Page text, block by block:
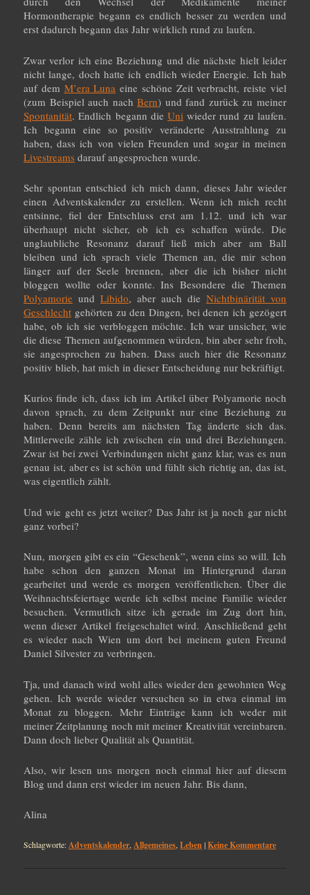
Hormontherapie begann es endlich besser zu werden und
erst dadurch begann das Jahr wirklich rund zu laufen.
Zwar verlor ich eine Beziehung und die nächste hielt leider
nicht lange, doch hatte ich endlich wieder Energie. Ich hab
auf dem M’era Luna eine schöne Zeit verbracht, reiste viel
(zum Beispiel auch nachBern) und fand zurück zu meiner
Spontanität. Endlich begann die Uni wieder rund zu laufen.
Ich begann eine so positiv veränderte Ausstrahlung zu
haben, dass ich von vielen Freunden und sogar in meinen
Livestreams darauf angesprochen wurde.
Sehr spontan entschied ich mich dann, dieses Jahr wieder
einen Adventskalender zu erstellen. Wenn ich mich recht
entsinne, fiel der Entschluss erst am 1.12. und ich war
überhaupt nicht sicher, ob ich es schaffen würde. Die
unglaubliche Resonanz darauf ließ mich aber am Ball
bleiben und ich sprach viele Themen an, die mir schon
länger auf der Seele brennen, aber die ich bisher nicht
bloggen wollte oder konnte. Ins Besondere die Themen
Polyamorie undLibido, aber auch die Nichtbinärität von
Geschlecht gehörten zu den Dingen, bei denen ich gezögert
habe, ob ich sie verbloggen möchte. Ich war unsicher, wie
die diese Themen aufgenommen würden, bin aber sehr froh,
sie angesprochen zu haben. Dass auch hier die Resonanz
positiv blieb, hat mich in dieser Entscheidung nur bekräftigt.
Kurios finde ich, dass ich im Artikel über Polyamorie noch
davon sprach, zu dem Zeitpunkt nur eine Beziehung zu
haben. Denn bereits am nächsten Tag änderte sich das.
Mittlerweile zähle ich zwischen ein und drei Beziehungen.
Zwar ist bei zwei Verbindungen nicht ganz klar, was es nun
genau ist, aber es ist schön und fühlt sich richtig an, das ist,
was eigentlich zählt.
Und wie geht es jetzt weiter? Das Jahr ist ja noch gar nicht
ganz vorbei?
Nun, morgen gibt es ein “Geschenk”, wenn eins so will. Ich
habe schon den ganzen Monat im Hintergrund daran
gearbeitet und werde es morgen veröffentlichen. Über die
Weihnachtsfeiertage werde ich selbst meine Familie wieder
besuchen. Vermutlich sitze ich gerade im Zug dort hin,
wenn dieser Artikel freigeschaltet wird. Anschließend geht
es wieder nach Wien um dort bei meinem guten Freund
Daniel Silvester zu verbringen.
Tja, und danach wird wohl alles wieder den gewohnten Weg
gehen. Ich werde wieder versuchen so in etwa einmal im
Monat zu bloggen. Mehr Einträge kann ich weder mit
meiner Zeitplanung noch mit meiner Kreativität vereinbaren.
Dann doch lieber Qualität als Quantität.
Also, wir lesen uns morgen noch einmal hier auf diesem
Blog und dann erst wieder im neuen Jahr. Bis dann,
Alina
Schlagworte:Adventskalender, Allgemeines,Leben|Keine Kommentare